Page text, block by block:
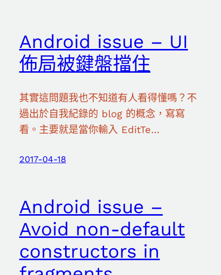
Android issue – UI
佈局被鍵盤擋住
其實這問題我也不知道有人看得懂嗎？不
過出於自我紀錄的 blog 的概念，寫寫
看。主要就是當你輸入 EditTe…
2017-04-18
Android issue –
Avoid non-default
constructors in